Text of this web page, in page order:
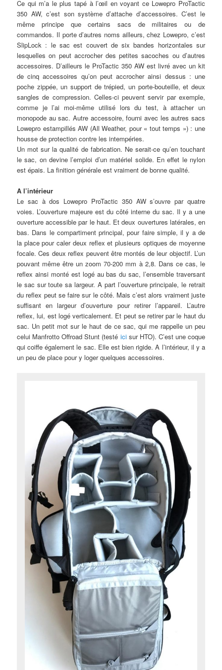
Ce qui m’a le plus tapé à l’œil en voyant ce Lowepro ProTactic
350 AW, c’est son système d’attache d’accessoires. C’est le
même principe que certains sacs de militaires ou de
commandos. Il porte d’autres noms ailleurs, chez Lowepro, c’est
SlipLock : le sac est couvert de six bandes horizontales sur
lesquelles on peut accrocher des petites sacoches ou d’autres
accessoires. D’ailleurs le ProTactic 350 AW est livré avec un kit
de cinq accessoires qu’on peut accrocher ainsi dessus : une
poche zippée, un support de trépied, un porte-bouteille, et deux
sangles de compression. Celles-ci peuvent servir par exemple,
comme je l’ai moi-même utilisé lors du test, à attacher un
monopode au sac. Autre accessoire, fourni avec les autres sacs
Lowepro estampillés AW (All Weather, pour « tout temps ») : une
housse de protection contre les intempéries.
Un mot sur la qualité de fabrication. Ne serait-ce qu’en touchant
le sac, on devine l’emploi d’un matériel solide. En effet le nylon
est épais. La finition générale est vraiment de bonne qualité.
A l’intérieur
Le sac à dos Lowepro ProTactic 350 AW s’ouvre par quatre
voies. L’ouverture majeure est du côté interne du sac. Il y a une
ouverture accessible par le haut. Et deux ouvertures latérales, en
bas. Dans le compartiment principal, pour faire simple, il y a de
la place pour caler deux reflex et plusieurs optiques de moyenne
focale. Ces deux reflex peuvent être montés de leur objectif. L’un
pouvant même être un zoom 70-200 mm à 2,8. Dans ce cas, le
reflex ainsi monté est logé au bas du sac, l’ensemble traversant
le sac sur toute sa largeur. A part l’ouverture principale, le retrait
du reflex peut se faire sur le côté. Mais c’est alors vraiment juste
suffisant en largeur d’ouverture pour retirer l’appareil. L’autre
reflex, lui, est logé verticalement. Et peut se retirer par le haut du
sac. Un petit mot sur le haut de ce sac, qui me rappelle un peu
celui Manfrotto Offroad Stunt (testé icisur HTO). C’est une coque
qui coiffe également le sac. Elle est bien rigide. A l’intérieur, il y a
un peu de place pour y loger quelques accessoires.